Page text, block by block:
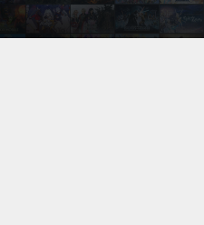
에서 Fast Clean 사